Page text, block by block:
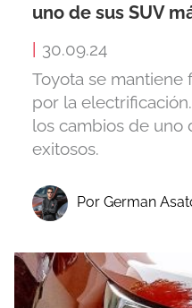
uno de sus SUV
30.09.24
Toyota se mantiene
por la
los cambios de uno
exitosos.
Por German